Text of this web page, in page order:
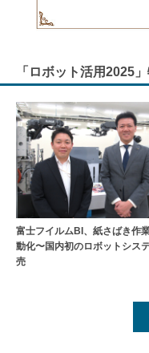
「ロボット活用2025
富士フイルムBI、紙さばき作
動化〜国内初のロボットシス
売